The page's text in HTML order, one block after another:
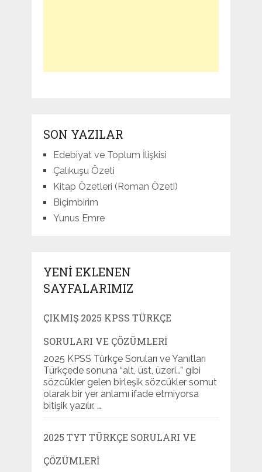
SON YAZILAR
Edebiyat ve Toplum İlişkisi
Çalıkuşu Özeti
Kitap Özetleri (Roman Özeti)
Biçimbirim
Yunus Emre
YENI EKLENEN
SAYFALARIMIZ
ÇIKMIŞ 2025 KPSS TÜRKÇE
SORULARI VE ÇÖZÜMLERI
2025 KPSS Türkçe Soruları ve Yanıtları
Türkçede sonuna “alt, üst, üzeri…” gibi
sözcükler gelen birleşik sözcükler somut
olarak bir yer anlamı ifade etmiyorsa
bitişik yazılır. …
2025 TYT TÜRKÇE SORULARI VE
ÇÖZÜMLERI